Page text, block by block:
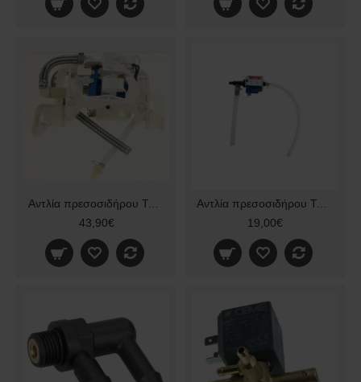
Αντλία πρεσοσιδήρου Tefal GV9591 CS-00145787
43,90€
Αντλία πρεσοσιδήρου Tefal SV5030 FS-9100017946
19,00€